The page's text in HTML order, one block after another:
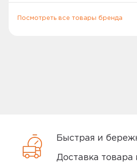
удостоверение или
Самовывоз
Вы можете забрать товар
Посмотреть все товары бренда
Быстрая и
Доставка товара